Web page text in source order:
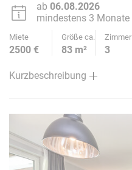
ab 06.08.2026
mindestens 3 Monate
Miete Größe ca. Zimmer
2500 € 83 m² 3
Kurzbeschreibung